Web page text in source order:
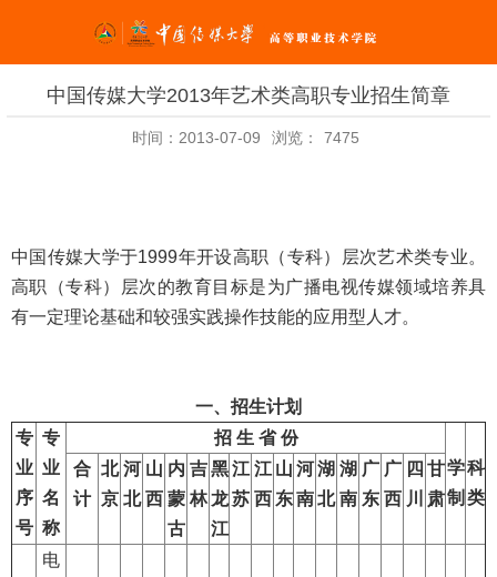
中国传媒大学2013年艺术类高职专业招生简章
时间：2013-07-09 浏览： 7475
中国传媒大学于1999年开设高职（专科）层次艺术类专业。
高职（专科）层次的教育目标是为广播电视传媒领域培养具
有一定理论基础和较强实践操作技能的应用型人才。
一、招生计划
专
业
序
号
专
业
名
称
招 生 省 份
学
制
科
类
合
计
北
京
河
北
山
西
内
蒙
古
吉
林
黑
龙
江
江
苏
江
西
山
东
河
南
湖
北
湖
南
广
东
广
西
四
川
甘
肃
电